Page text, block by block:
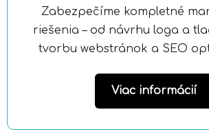
Zabezpečíme kompletné
riešenia – od návrhu loga a
tvorbu webstránok a SEO
Viac informácií